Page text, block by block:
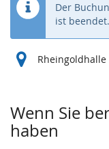
Der
ist beendet.
Rheingoldhalle
Wenn Sie
haben